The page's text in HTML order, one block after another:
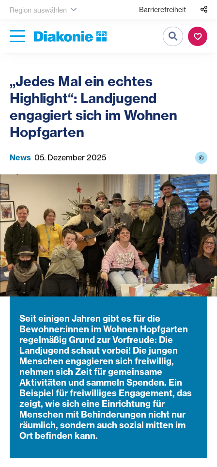
Region auswählen Barrierefreiheit
Suche
„Jedes Mal ein echtes
Highlight“: Landjugend
engagiert sich im Wohnen
Hopfgarten
News 05. Dezember 2025 ©
Seit einigen Jahren gibt es für die
Bewohner:innen im Wohnen Hopfgarten
regelmäßig Grund zur Vorfreude: Die
Landjugend schaut vorbei! Die jungen
Menschen engagieren sich freiwillig,
nehmen sich Zeit für gemeinsame
Aktivitäten und sammeln Spenden. Ein
Beispiel für freiwilliges Engagement, das
zeigt, wie sich eine Einrichtung für
Menschen mit Behinderungen nicht nur
räumlich, sondern auch sozial mitten im
Ort befinden kann.